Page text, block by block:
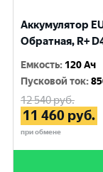
Аккумулятор
Обратная, R+
Емкость: 120 Ач
Пусковой ток:
12 540руб.
11 460 руб.
при обмене